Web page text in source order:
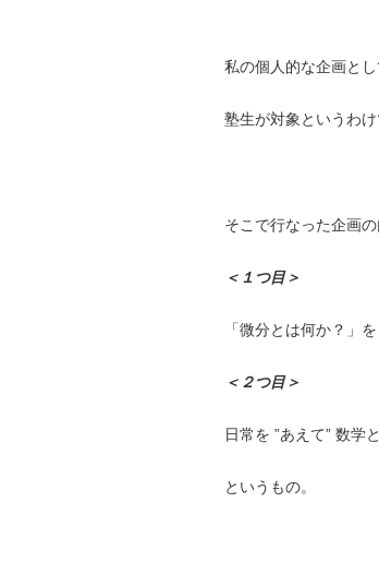
私の個人的な企画と
塾生が対象というわ
そこで行なった企画
＜１つ目＞
「微分とは何か？」
＜２つ目＞
日常を ”あえて” 数学
というもの。